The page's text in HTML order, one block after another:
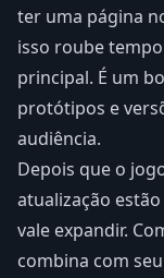
ter uma página
isso roube
principal. É um
protótipos e
audiência.
Depois que o
atualização
vale expandir.
combina com